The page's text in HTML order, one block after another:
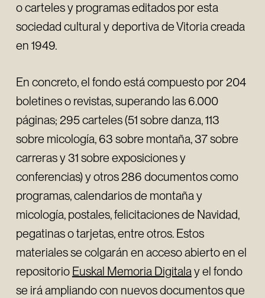
o carteles y programas editados por esta
sociedad cultural y deportiva de Vitoria creada
en 1949.
En concreto, el fondo está compuesto por 204
boletines o revistas, superando las 6.000
páginas; 295 carteles (51 sobre danza, 113
sobre micología, 63 sobre montaña, 37 sobre
carreras y 31 sobre exposiciones y
conferencias) y otros 286 documentos como
programas, calendarios de montaña y
micología, postales, felicitaciones de Navidad,
pegatinas o tarjetas, entre otros. Estos
materiales se colgarán en acceso abierto en el
repositorio Euskal Memoria Digitalay el fondo
se irá ampliando con nuevos documentos que